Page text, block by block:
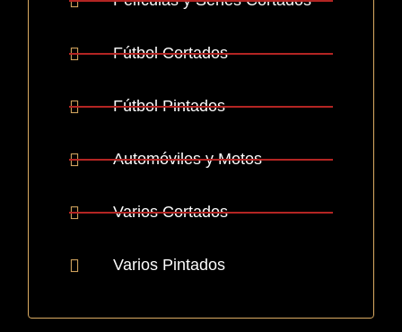
Fútbol Cortados
Fútbol Pintados
Automóviles y Motos
Varios Cortados
Varios Pintados